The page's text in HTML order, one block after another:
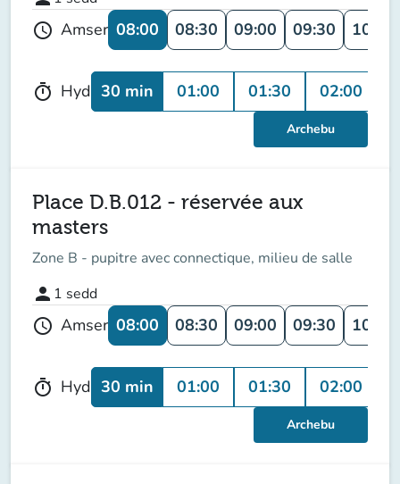
schedule Amser 08:00 08:30 09:00 09:30 10:00
timer Hyd 30 min 01:00 01:30 02:00
Archebu
Place D.B.012 - réservée aux
masters
Zone B - pupitre avec connectique, milieu de salle
person 1 sedd
schedule Amser 08:00 08:30 09:00 09:30 10:00
timer Hyd 30 min 01:00 01:30 02:00
Archebu